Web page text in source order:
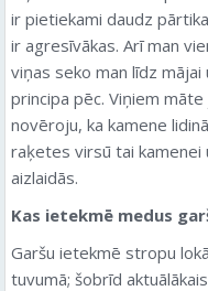
ir pietiekami daudz
ir agresīvākas. Arī man
viņas seko man līdz mājai
principa pēc. Viņiem
novēroju, ka kamene
raķetes virsū tai kamenei
aizlaidās.
Kas ietekmē medus
Garšu ietekmē stropu
tuvumā; šobrīd